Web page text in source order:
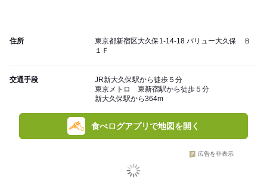
住所
東京都新宿区大久保1-14-18 バリュー大久保 Ｂ
１Ｆ
交通手段
JR新大久保駅から徒歩５分
東京メトロ 東新宿駅から徒歩５分
新大久保駅から364m
食べログアプリで地図を開く
広告を非表示